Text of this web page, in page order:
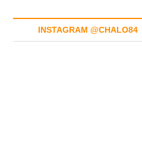
INSTAGRAM @CHALO84